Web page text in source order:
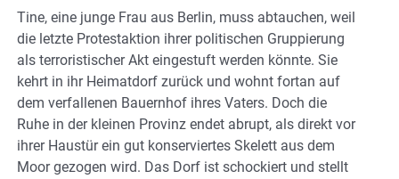
Tine, eine junge Frau aus Berlin, muss abtauchen, weil
die letzte Protestaktion ihrer politischen Gruppierung
als terroristischer Akt eingestuft werden könnte. Sie
kehrt in ihr Heimatdorf zurück und wohnt fortan auf
dem verfallenen Bauernhof ihres Vaters. Doch die
Ruhe in der kleinen Provinz endet abrupt, als direkt vor
ihrer Haustür ein gut konserviertes Skelett aus dem
Moor gezogen wird. Das Dorf ist schockiert und stellt